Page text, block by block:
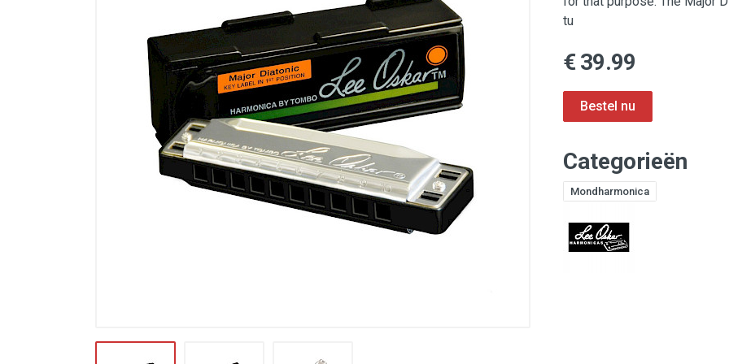
Studio & Recording
Drums & Percussie
Blaasinstrumenten
Algemeen & Overig
OPRUIMING VOT MET DEN
tu
€ 39.99
Categorieën
Mondharmonica